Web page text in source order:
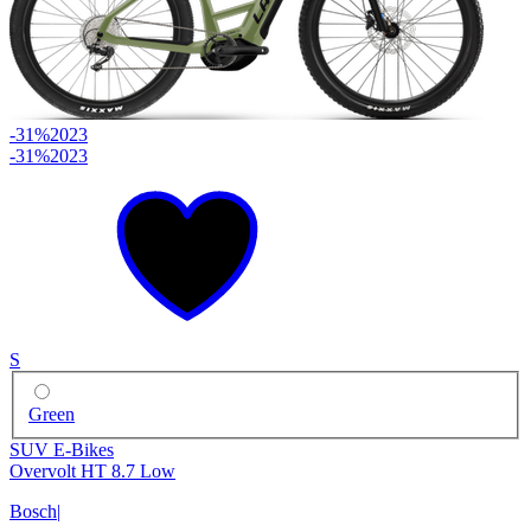
-31%2023
-31%2023
S
Green
SUV E-Bikes
Overvolt HT 8.7 Low
Bosch|